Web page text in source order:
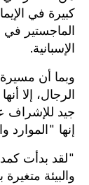
كبيرة في
الماجستير في
الإسبانية.
وبما أن
الرجال، إلا
جيد للإشراف
إنها "الموارد
"لقد بدأت
والبيئة